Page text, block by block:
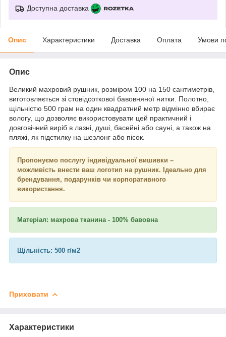
Доступна доставка
Опис Характеристики Доставка Оплата Умови
Опис
Великий махровий рушник, розміром 100 на 150 сантиметрів,
виготовляється зі стовідсоткової бавовняної нитки. Полотно,
щільністю 500 грам на один квадратний метр відмінно вбирає
вологу, що дозволяє використовувати цей практичний і
довговічний виріб в лазні, душі, басейні або сауні, а також на
пляжі, як підстилку на шезлонг або пісок.
Пропонуємо послугу індивідуальної вишивки –
можливість внести ваш логотип на рушник. Ідеально для
брендування, подарунків чи корпоративного
використання.
Матеріал: махрова тканина - 100% бавовна
Щільність: 500 г/м2
Приховати
Характеристики